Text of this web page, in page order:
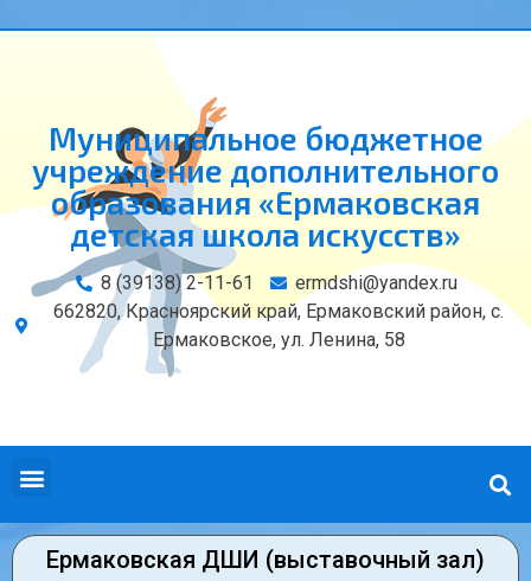
Муниципальное бюджетное
учреждение дополнительного
образования «Ермаковская
детская школа искусств»
8 (39138) 2-11-61
ermdshi@yandex.ru
662820, Красноярский край, Ермаковский район, с.
Ермаковское, ул. Ленина, 58
Ермаковская ДШИ (выставочный зал)